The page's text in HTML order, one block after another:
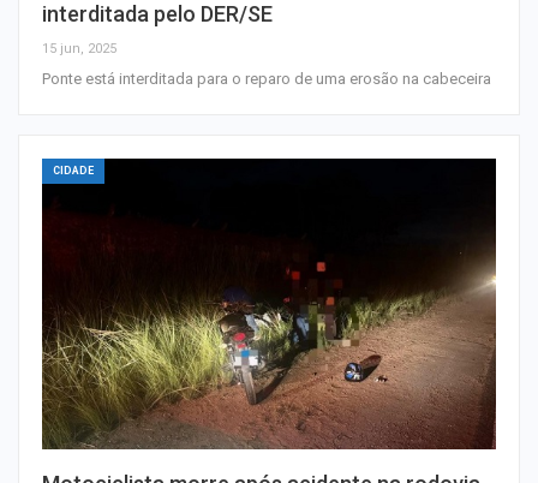
interditada pelo DER/SE
15 jun, 2025
Ponte está interditada para o reparo de uma erosão na cabeceira
CIDADE